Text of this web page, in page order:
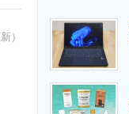
リーダーのコミュニティ
業のIT導入・活用を支援
）